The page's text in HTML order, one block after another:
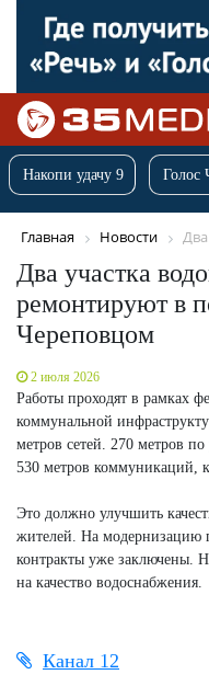
Накопи удачу 9 Голос
Главная Новости
Два участка
ремонтируют в
Череповцом
2 июля 2026
Работы проходят в рамках
коммунальной
метров сетей. 270 метров
530 метров коммуникаций,
Это должно улучшить
жителей. На модернизацию
контракты уже заключены.
на качество водоснабжения.
Канал 12